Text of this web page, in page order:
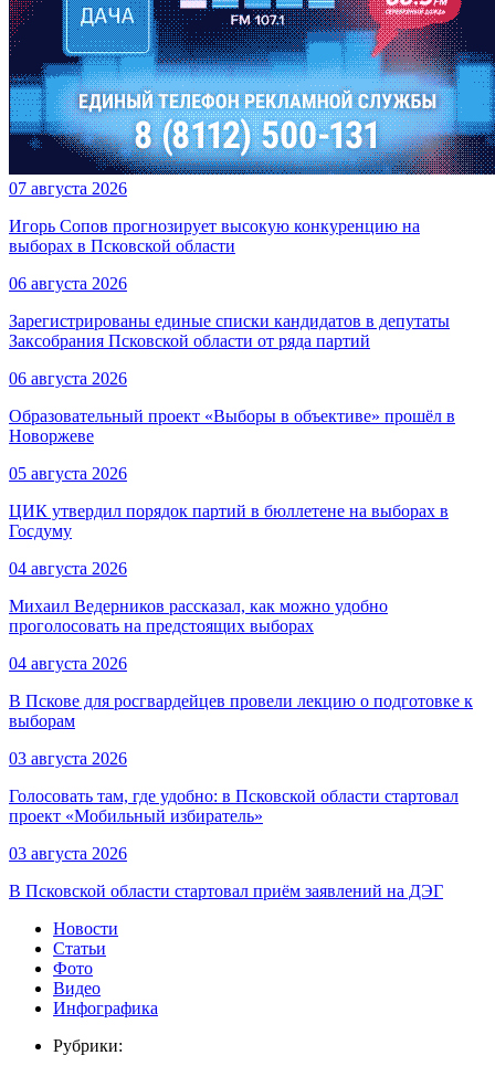
07 августа 2026
Игорь Сопов прогнозирует высокую конкуренцию на
выборах в Псковской области
06 августа 2026
Зарегистрированы единые списки кандидатов в депутаты
Заксобрания Псковской области от ряда партий
06 августа 2026
Образовательный проект «Выборы в объективе» прошёл в
Новоржеве
05 августа 2026
ЦИК утвердил порядок партий в бюллетене на выборах в
Госдуму
04 августа 2026
Михаил Ведерников рассказал, как можно удобно
проголосовать на предстоящих выборах
04 августа 2026
В Пскове для росгвардейцев провели лекцию о подготовке к
выборам
03 августа 2026
Голосовать там, где удобно: в Псковской области стартовал
проект «Мобильный избиратель»
03 августа 2026
В Псковской области стартовал приём заявлений на ДЭГ
Новости
Статьи
Фото
Видео
Инфографика
Рубрики: